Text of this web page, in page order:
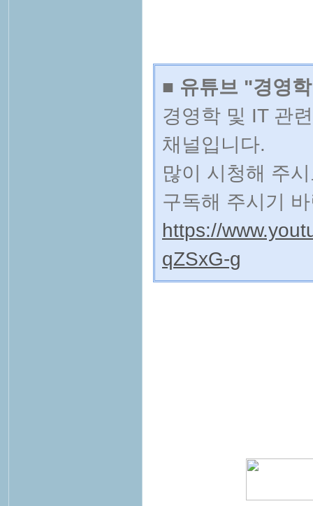
■ 유튜브 "경영
경영학 및 IT 관
채널입니다.
많이 시청해 주
구독해 주시기
https://
qZSxG-g